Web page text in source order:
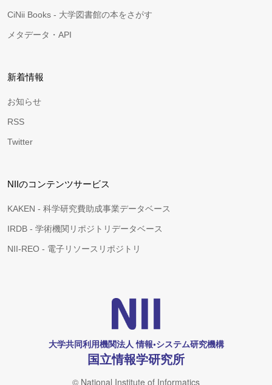
CiNii Books - 大学図書館の本をさがす
メタデータ・API
新着情報
お知らせ
RSS
Twitter
NIIのコンテンツサービス
KAKEN - 科学研究費助成事業データベース
IRDB - 学術機関リポジトリデータベース
NII-REO - 電子リソースリポジトリ
大学共同利用機関法人 情報•システム研究機構
国立情報学研究所
© National Institute of Informatics